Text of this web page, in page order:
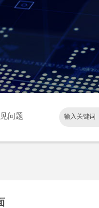
问题